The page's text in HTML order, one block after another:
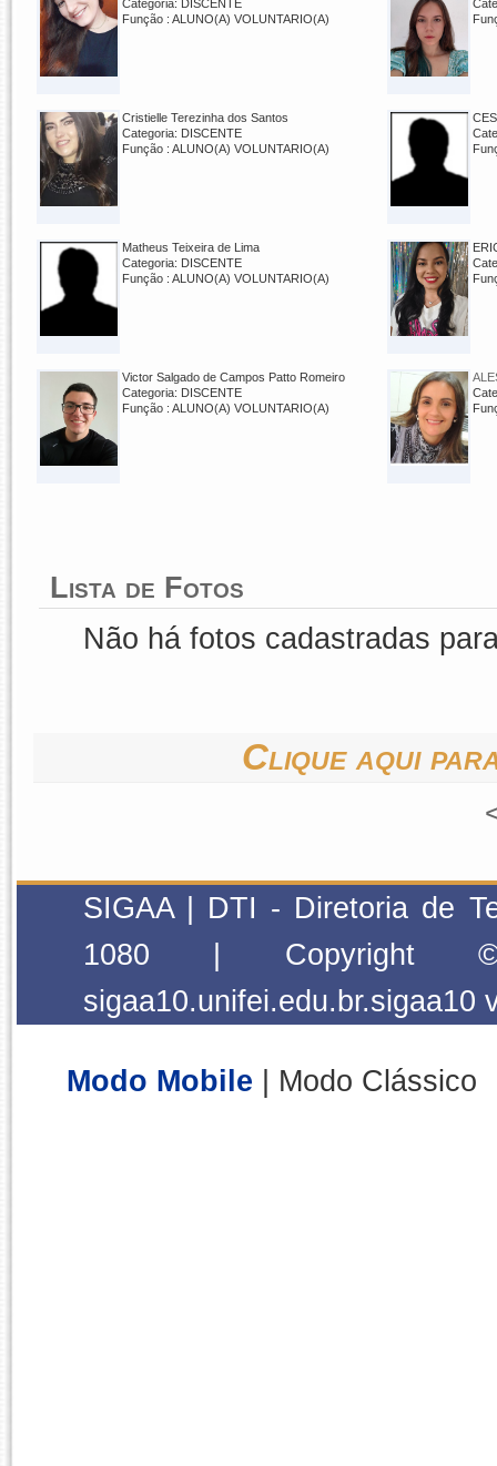
Categoria: DISCENTE
Função : ALUNO(A) VOLUNTARIO(A)
Cristielle Terezinha dos Santos
Categoria: DISCENTE
Função : ALUNO(A) VOLUNTARIO(A)
Matheus Teixeira de Lima
Categoria: DISCENTE
Função : ALUNO(A) VOLUNTARIO(A)
Victor Salgado de Campos Patto Romeiro
Categoria: DISCENTE
Função : ALUNO(A) VOLUNTARIO(A)
Lista de Fotos
Não há fotos cadastradas
Clique aqui
SIGAA | DTI - Diretoria de
1080 | Copyright
sigaa10.unifei.edu.br.sigaa10
Modo Mobile | Modo Clássico